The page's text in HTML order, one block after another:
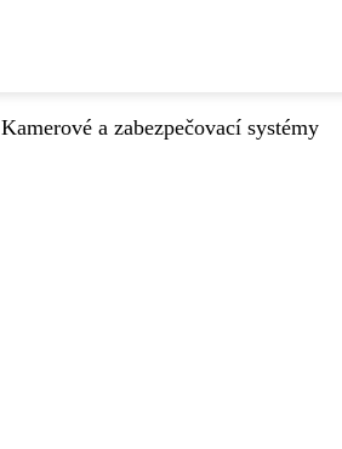
Kamerové a zabezpečovací systémy